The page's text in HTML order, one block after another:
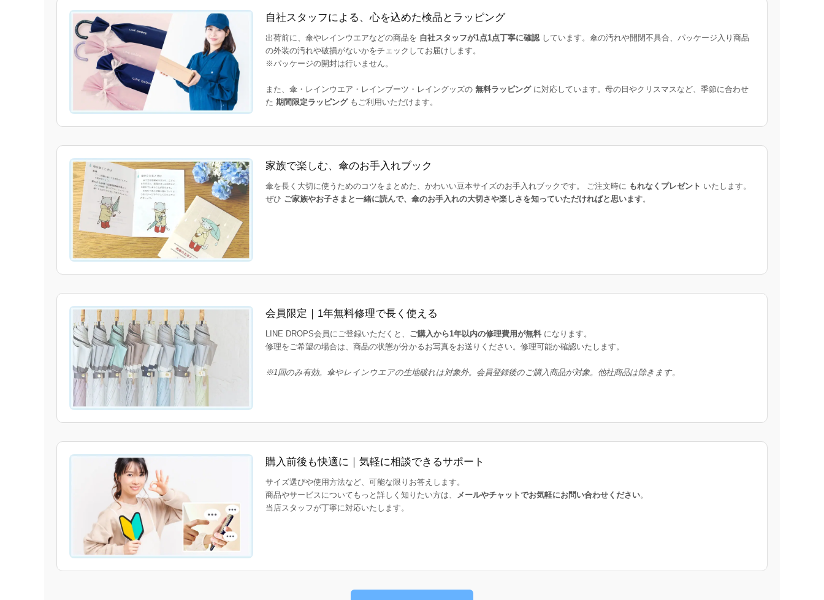
自社スタッフによる、心を込めた検品とラッピング
出荷前に、傘やレインウエアなどの商品を 自社スタッフが1点1点丁寧に確認しています。傘の汚れや開閉不具合、パッケージ入り商品
の外装の汚れや破損がないかをチェックしてお届けします。
※パッケージの開封は行いません。
また、傘・レインウエア・レインブーツ・レイングッズの 無料ラッピングに対応しています。母の日やクリスマスなど、季節に合わせ
た 期間限定ラッピングもご利用いただけます。
家族で楽しむ、傘のお手入れブック
傘を長く大切に使うためのコツをまとめた、かわいい豆本サイズのお手入れブックです。 ご注文時に もれなくプレゼント いたします。
ぜひ ご家族やお子さまと一緒に読んで、傘のお手入れの大切さや楽しさを知っていただければと思います。
会員限定｜1年無料修理で長く使える
LINE DROPS会員にご登録いただくと、 ご購入から1年以内の修理費用が無料になります。
修理をご希望の場合は、商品の状態が分かるお写真をお送りください。修理可能か確認いたします。
※1回のみ有効。傘やレインウエアの生地破れは対象外。会員登録後のご購入商品が対象。他社商品は除きます。
購入前後も快適に｜気軽に相談できるサポート
サイズ選びや使用方法など、可能な限りお答えします。
商品やサービスについてもっと詳しく知りたい方は、 メールやチャットでお気軽にお問い合わせください。
当店スタッフが丁寧に対応いたします。